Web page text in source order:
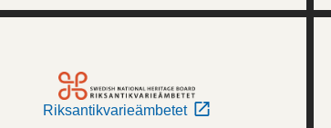
Riksantikvarieämbetet